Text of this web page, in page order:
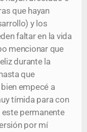
que hayan
y los
faltar en la vida
mencionar que
durante la
que
empecé a
tímida para con
permanente
por mí